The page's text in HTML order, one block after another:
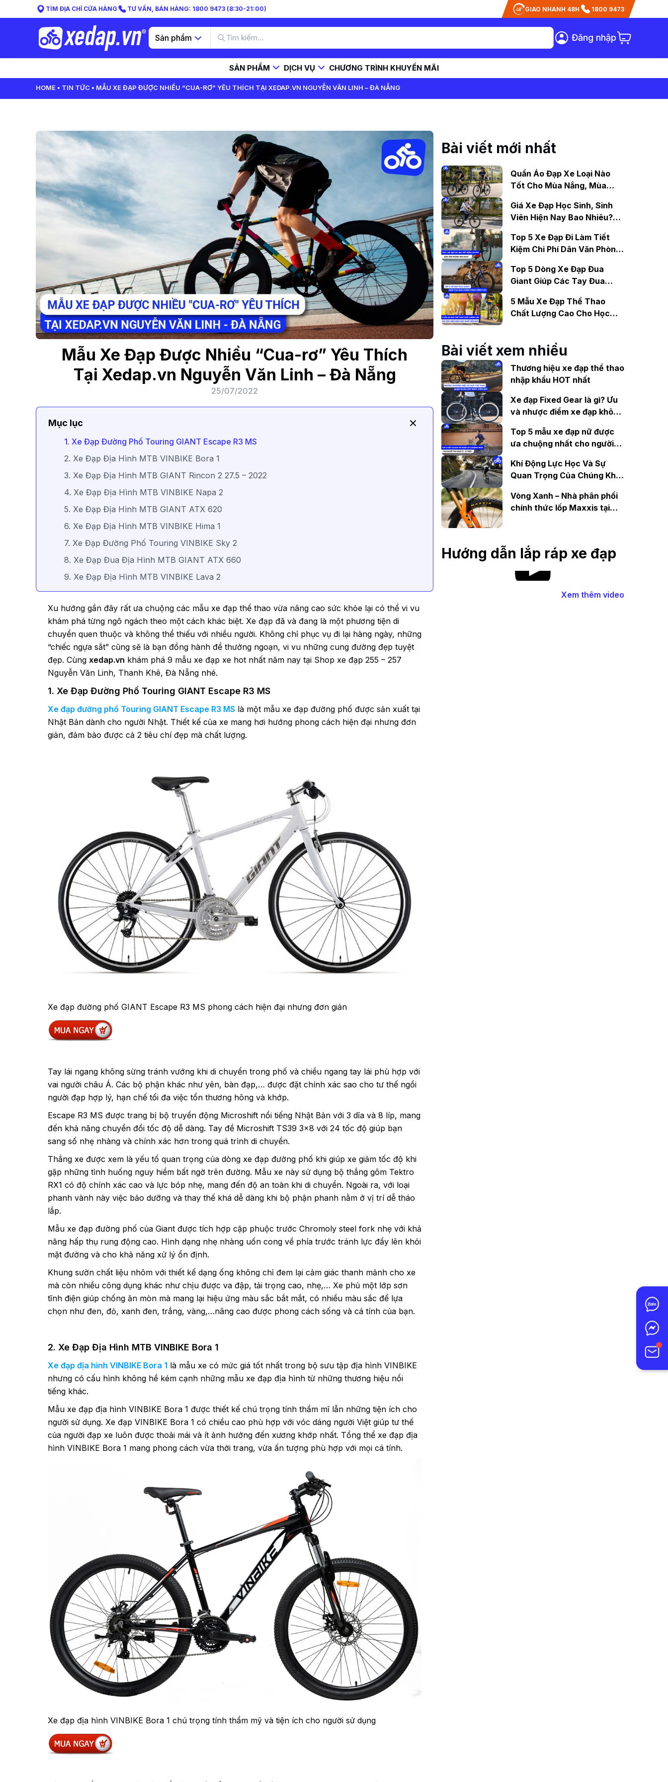
TÌM ĐỊA CHỈ CỬA HÀNG TƯ VẤN, BÁN HÀNG: 1800 9473 (8:30-21:00) GIAO NHANH 48H 1800 9473
Sản phẩm Đăng nhập
SẢN PHẨM DỊCH VỤ CHƯƠNG TRÌNH KHUYẾN MÃI
HOME TIN TỨC MẪU XE ĐẠP ĐƯỢC NHIỀU “CUA-RƠ” YÊU THÍCH TẠI XEDAP.VN NGUYỄN VĂN LINH – ĐÀ NẴNG
Mẫu Xe Đạp Được Nhiều “Cua-rơ” Yêu Thích
Tại Xedap.vn Nguyễn Văn Linh – Đà Nẵng
25/07/2022
Mục lục
1. Xe Đạp Đường Phố Touring GIANT Escape R3 MS
2. Xe Đạp Địa Hình MTB VINBIKE Bora 1
3. Xe Đạp Địa Hình MTB GIANT Rincon 2 27.5 – 2022
4. Xe Đạp Địa Hình MTB VINBIKE Napa 2
5. Xe Đạp Địa Hình MTB GIANT ATX 620
6. Xe Đạp Địa Hình MTB VINBIKE Hima 1
7. Xe Đạp Đường Phố Touring VINBIKE Sky 2
8. Xe Đạp Đua Địa Hình MTB GIANT ATX 660
9. Xe Đạp Địa Hình MTB VINBIKE Lava 2
Xu hướng gần đây rất ưa chuộng các mẫu xe đạp thể thao vừa nâng cao sức khỏe lại có thể vi vu
khám phá từng ngõ ngách theo một cách khác biệt. Xe đạp đã và đang là một phương tiện di
chuyển quen thuộc và không thể thiếu với nhiều người. Không chỉ phục vụ đi lại hàng ngày, những
“chiếc ngựa sắt” cũng sẽ là bạn đồng hành để thưởng ngoạn, vi vu những cung đường đẹp tuyệt
đẹp. Cùng xedap.vn khám phá 9 mẫu xe đạp xe hot nhất năm nay tại Shop xe đạp 255 – 257
Nguyễn Văn Linh, Thanh Khê, Đà Nẵng nhé.
1. Xe Đạp Đường Phố Touring GIANT Escape R3 MS
Xe đạp đường phố Touring GIANT Escape R3 MS là một mẫu xe đạp đường phố được sản xuất tại
Nhật Bản dành cho người Nhật. Thiết kế của xe mang hơi hướng phong cách hiện đại nhưng đơn
giản, đảm bảo được cả 2 tiêu chí đẹp mà chất lượng.
Xe đạp đường phố GIANT Escape R3 MS phong cách hiện đại nhưng đơn giản
Tay lái ngang không sừng tránh vướng khi di chuyển trong phố và chiều ngang tay lái phù hợp với
vai người châu Á. Các bộ phận khác như yên, bàn đạp,… được đặt chính xác sao cho tư thế ngồi
người đạp hợp lý, hạn chế tối đa việc tổn thương hông và khớp.
Escape R3 MS được trang bị bộ truyền động Microshift nổi tiếng Nhật Bản với 3 dĩa và 8 líp, mang
đến khả năng chuyển đổi tốc độ dễ dàng. Tay đề Microshift TS39 3×8 với 24 tốc độ giúp bạn
sang số nhẹ nhàng và chính xác hơn trong quá trình di chuyển.
Thắng xe được xem là yếu tố quan trọng của dòng xe đạp đường phố khi giúp xe giảm tốc độ khi
gặp những tình huống nguy hiểm bất ngờ trên đường. Mẫu xe này sử dụng bộ thắng gôm Tektro
RX1 có độ chính xác cao và lực bóp nhẹ, mang đến độ an toàn khi di chuyển. Ngoài ra, với loại
phanh vành này việc bảo dưỡng và thay thế khá dễ dàng khi bộ phận phanh nằm ở vị trí dễ tháo
lắp.
Mẫu xe đạp đường phố của Giant được tích hợp cặp phuộc trước Chromoly steel fork nhẹ với khả
năng hấp thụ rung động cao. Hình dạng nhẹ nhàng uốn cong về phía trước tránh lực đẩy lên khỏi
mặt đường và cho khả năng xử lý ổn định.
Khung sườn chất liệu nhôm với thiết kế dạng ống không chỉ đem lại cảm giác thanh mảnh cho xe
mà còn nhiều công dụng khác như chịu được va đập, tải trọng cao, nhẹ,… Xe phủ một lớp sơn
tĩnh điện giúp chống ăn mòn mà mang lại hiệu ứng màu sắc bắt mắt, có nhiều màu sắc để lựa
chọn như đen, đỏ, xanh đen, trắng, vàng,…nâng cao được phong cách sống và cá tính của bạn.
2. Xe Đạp Địa Hình MTB VINBIKE Bora 1
Xe đạp địa hình VINBIKE Bora 1 là mẫu xe có mức giá tốt nhất trong bộ sưu tập địa hình VINBIKE
nhưng có cấu hình không hề kém cạnh những mẫu xe đạp địa hình từ những thương hiệu nổi
tiếng khác.
Mẫu xe đạp địa hình VINBIKE Bora 1 được thiết kế chú trọng tính thẩm mĩ lẫn những tiện ích cho
người sử dụng. Xe đạp VINBIKE Bora 1 có chiều cao phù hợp với vóc dáng người Việt giúp tư thế
của người đạp xe luôn được thoải mái và ít ảnh hưởng đến xương khớp nhất. Tổng thể xe đạp địa
hình VINBIKE Bora 1 mang phong cách vừa thời trang, vừa ấn tượng phù hợp với mọi cá tính.
Xe đạp địa hình VINBIKE Bora 1 chú trọng tính thẩm mỹ và tiện ích cho người sử dụng
Bài viết mới nhất
Quần Áo Đạp Xe Loại Nào
Tốt Cho Mùa Nắng, Mùa
Giá Xe Đạp Học Sinh, Sinh
Viên Hiện Nay Bao Nhiêu?
Top 5 Xe Đạp Đi Làm Tiết
Kiệm Chi Phí Dân Văn Phòng
Top 5 Dòng Xe Đạp Đua
Giant Giúp Các Tay Đua
5 Mẫu Xe Đạp Thể Thao
Chất Lượng Cao Cho Học
Bài viết xem nhiều
Thương hiệu xe đạp thể thao
nhập khẩu HOT nhất
Xe đạp Fixed Gear là gì? Ưu
và nhược điểm xe đạp không
Top 5 mẫu xe đạp nữ được
ưa chuộng nhất cho người
Khí Động Lực Học Và Sự
Quan Trọng Của Chúng Khi
Vòng Xanh – Nhà phân phối
chính thức lốp Maxxis tại
Hướng dẫn lắp ráp xe đạp
Xem thêm video